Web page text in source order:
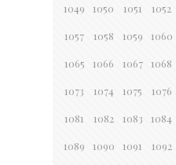
1049 1050 1051 1052
1057 1058 1059 1060
1065 1066 1067 1068
1073 1074 1075 1076
1081 1082 1083 1084
1089 1090 1091 1092